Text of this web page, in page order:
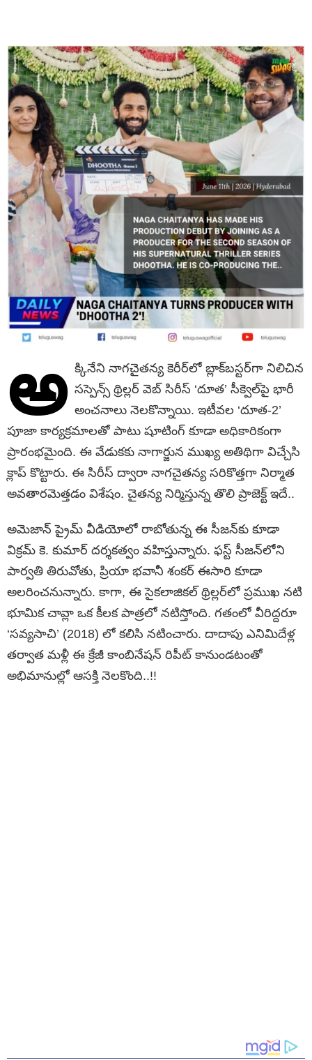
అ క్కినేని నాగచైతన్య కెరీర్‌లో బ్లాక్‌బస్టర్‌గా నిలిచిన
సస్పెన్స్ థ్రిల్లర్ వెబ్ సిరీస్ ‘దూత’ సీక్వెల్‌పై భారీ
అంచనాలు నెలకొన్నాయి. ఇటీవల ‘దూత-2’
పూజా కార్యక్రమాలతో పాటు షూటింగ్ కూడా అధికారికంగా
ప్రారంభమైంది. ఈ వేడుకకు నాగార్జున ముఖ్య అతిథిగా విచ్చేసి
క్లాప్ కొట్టారు. ఈ సిరీస్ ద్వారా నాగచైతన్య సరికొత్తగా నిర్మాత
అవతారమెత్తడం విశేషం. చైతన్య నిర్మిస్తున్న తొలి ప్రాజెక్ట్ ఇదే..
అమెజాన్ ప్రైమ్ వీడియోలో రాబోతున్న ఈ సీజన్‌కు కూడా
విక్రమ్ కె. కుమార్ దర్శకత్వం వహిస్తున్నారు. ఫస్ట్ సీజన్‌లోని
పార్వతి తిరువోతు, ప్రియా భవానీ శంకర్ ఈసారి కూడా
అలరించనున్నారు. కాగా, ఈ సైకలాజికల్ థ్రిల్లర్‌లో ప్రముఖ నటి
భూమిక చావ్లా ఒక కీలక పాత్రలో నటిస్తోంది. గతంలో వీరిద్దరూ
‘సవ్యసాచి’ (2018) లో కలిసి నటించారు. దాదాపు ఎనిమిదేళ్ల
తర్వాత మళ్లీ ఈ క్రేజీ కాంబినేషన్ రిపీట్ కానుండటంతో
అభిమానుల్లో ఆసక్తి నెలకొంది..!!